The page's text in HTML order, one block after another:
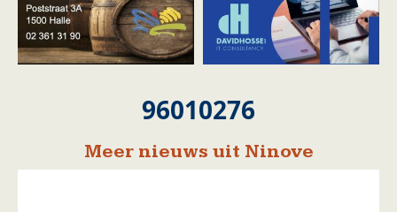
96010276
Meer nieuws uit Ninove